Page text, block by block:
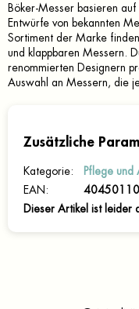
Böker-Messer basieren
Entwürfe von bekannten
Sortiment der Marke
und klappbaren Messern.
renommierten Designern
Auswahl an Messern, die
Zusätzliche
Kategorie:
Pflege und
EAN :
Dieser Artikel ist leider